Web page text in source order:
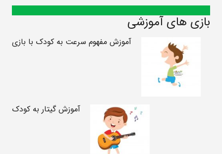
بازی های آموزشی
آموزش مفهوم سرعت به کودک با بازی
آموزش گیتار به کودک